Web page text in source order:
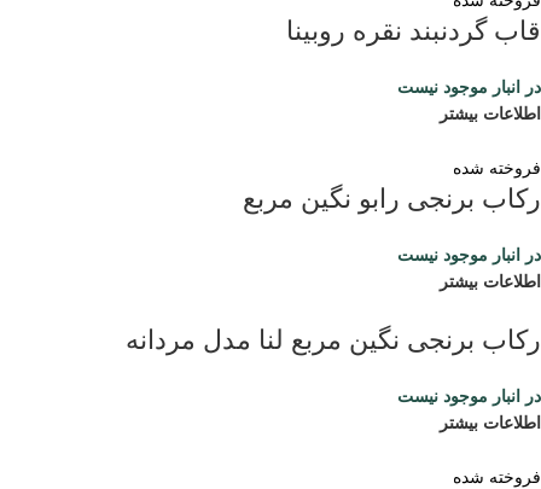
قاب گردنبند نقره روبینا
در انبار موجود نیست
اطلاعات بیشتر
فروخته شده
رکاب برنجی رابو نگین مربع
در انبار موجود نیست
اطلاعات بیشتر
رکاب برنجی نگین مربع لنا مدل مردانه
در انبار موجود نیست
اطلاعات بیشتر
فروخته شده